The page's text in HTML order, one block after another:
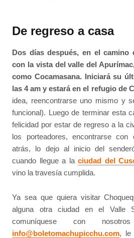
De regreso a casa
Dos días después, en el camino
con la vista del valle del
como Cocamasana. Iniciará su
las 4 am y estará en el refugio de
idea, reencontrarse uno mismo y
funcional). Luego de terminar esta
felicidad por estar de regreso a la
los porteadores, encontrarse
atrás, lo dejo al inicio del
cuando llegue a laciudad del
vino la travesía cumplida.
Ya sea que quiera visitar
alguna otra ciudad en el Valle
comuníquese con
info@boletomachupicchu.com, le